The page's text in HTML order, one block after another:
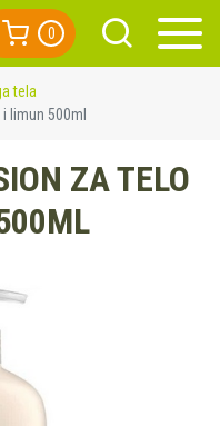
0
tela
limun 500ml
ZA TELO